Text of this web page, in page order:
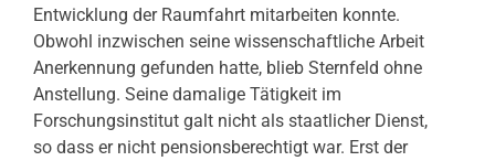
Entwicklung der Raumfahrt mitarbeiten konnte.
Obwohl inzwischen seine wissenschaftliche Arbeit
Anerkennung gefunden hatte, blieb Sternfeld ohne
Anstellung. Seine damalige Tätigkeit im
Forschungsinstitut galt nicht als staatlicher Dienst,
so dass er nicht pensionsberechtigt war. Erst der